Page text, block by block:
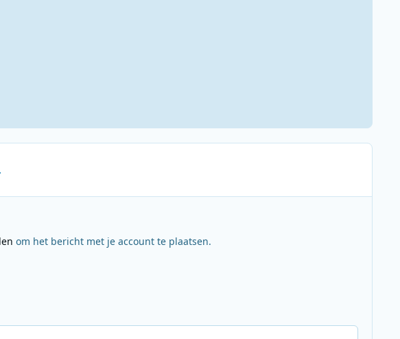
om het bericht met je account te plaatsen.